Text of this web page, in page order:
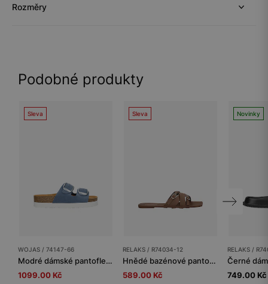
Rozměry
Podobné produkty
Sleva
WOJAS / 74147-66
Modré dámské pantofle na korkové platformě
1099.00 Kč
Sleva
RELAKS / R74034-12
Hnědé bazénové pantofle RELAKS
589.00 Kč
Novinky
RELAKS /
749.00 Kč